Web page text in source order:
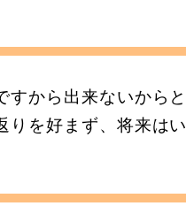
から出来ないからと
りを好まず、将来はい